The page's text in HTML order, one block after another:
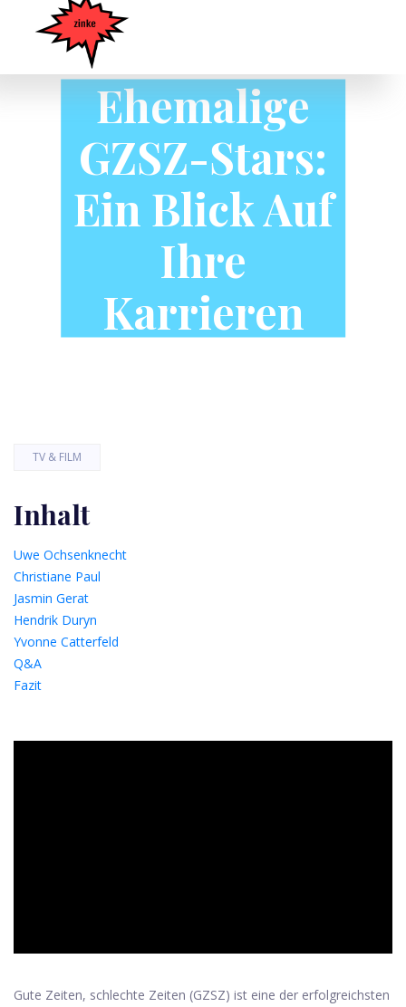
Ehemalige
GZSZ-Stars:
Ein Blick Auf
Ihre
Karrieren
TV & FILM
Inhalt
Uwe Ochsenknecht
Christiane Paul
Jasmin Gerat
Hendrik Duryn
Yvonne Catterfeld
Q&A
Fazit
Gute Zeiten, schlechte Zeiten (GZSZ) ist eine der erfolgreichsten